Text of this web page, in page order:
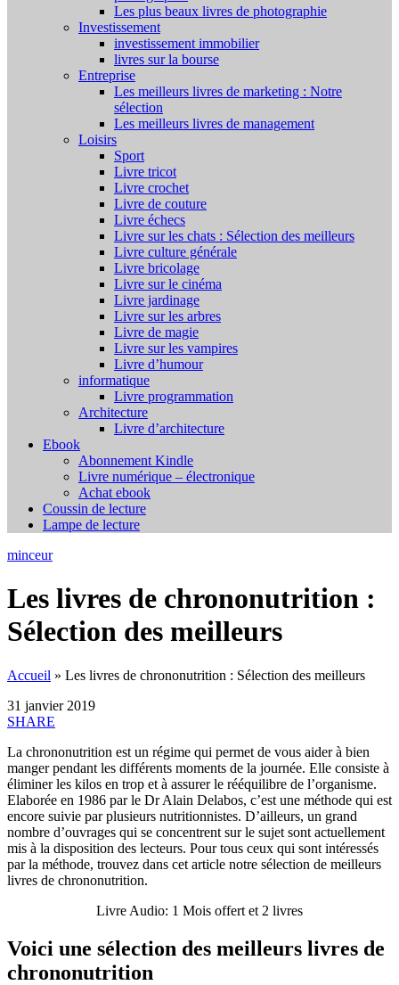
Les plus beaux livres de photographie
Investissement
investissement immobilier
livres sur la bourse
Entreprise
Les meilleurs livres de marketing : Notre
sélection
Les meilleurs livres de management
Loisirs
Sport
Livre tricot
Livre crochet
Livre de couture
Livre échecs
Livre sur les chats : Sélection des meilleurs
Livre culture générale
Livre bricolage
Livre sur le cinéma
Livre jardinage
Livre sur les arbres
Livre de magie
Livre sur les vampires
Livre d’humour
informatique
Livre programmation
Architecture
Livre d’architecture
Ebook
Abonnement Kindle
Livre numérique – électronique
Achat ebook
Coussin de lecture
Lampe de lecture
minceur
Les livres de chrononutrition :
Sélection des meilleurs
Accueil » Les livres de chrononutrition : Sélection des meilleurs
31 janvier 2019
SHARE
La chrononutrition est un régime qui permet de vous aider à bien
manger pendant les différents moments de la journée. Elle consiste à
éliminer les kilos en trop et à assurer le rééquilibre de l’organisme.
Elaborée en 1986 par le Dr Alain Delabos, c’est une méthode qui est
encore suivie par plusieurs nutritionnistes. D’ailleurs, un grand
nombre d’ouvrages qui se concentrent sur le sujet sont actuellement
mis à la disposition des lecteurs. Pour tous ceux qui sont intéressés
par la méthode, trouvez dans cet article notre sélection de meilleurs
livres de chrononutrition.
Livre Audio: 1 Mois offert et 2 livres
Voici une sélection des meilleurs livres de
chrononutrition